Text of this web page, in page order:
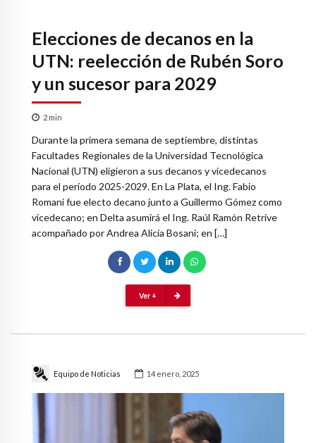
Elecciones de decanos en la
UTN: reelección de Rubén Soro
y un sucesor para 2029
2 min
Durante la primera semana de septiembre, distintas
Facultades Regionales de la Universidad Tecnológica
Nacional (UTN) eligieron a sus decanos y vicedecanos
para el período 2025-2029. En La Plata, el Ing. Fabio
Romani fue electo decano junto a Guillermo Gómez como
vicedecano; en Delta asumirá el Ing. Raúl Ramón Retrive
acompañado por Andrea Alicia Bosani; en […]
Ver +
Equipo de Noticias 14 enero, 2025